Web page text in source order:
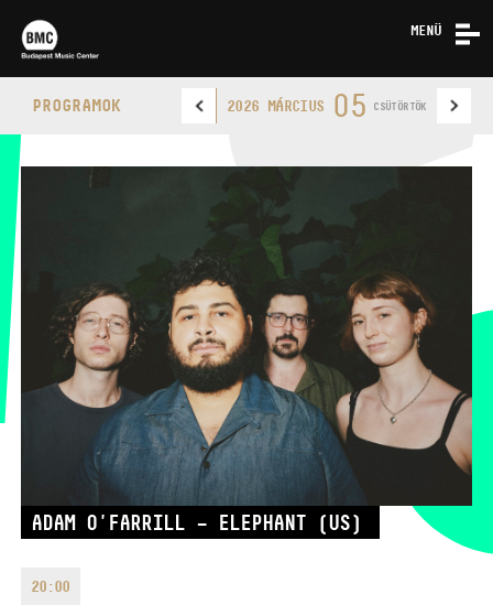
MENÜ
RÓLUNK
KAPCSOLAT
BUDAPEST MUSIC CENTER
FAX
info@bmc.hu
TELEFON
JEGYPÉNZTÁR
NYITVA TARTÁSA
HÉTFŐ:09:00-18:00
KEDD:09:00-20:00
PROGRAMOK 2026 MÁRCIUS 05 CSÜTÖRTÖK
ADAM O'FARRILL – ELEPHANT (US)
20:00